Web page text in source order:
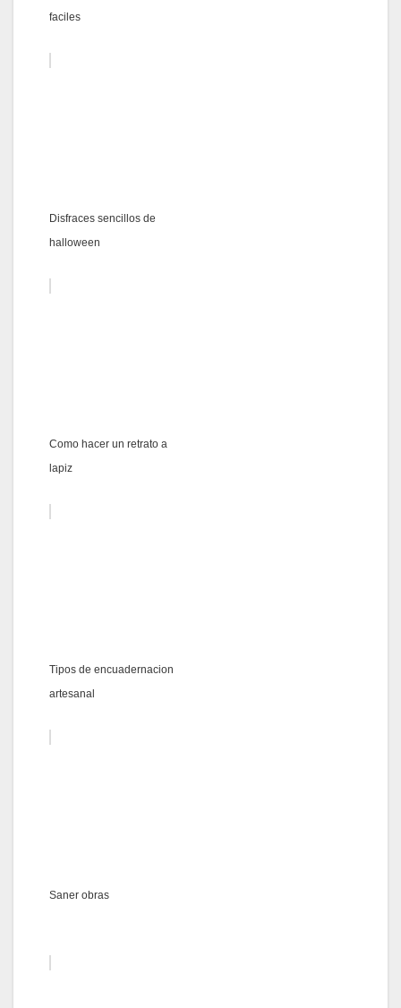
faciles
Disfraces sencillos de
halloween
Como hacer un retrato a
lapiz
Tipos de encuadernacion
artesanal
Saner obras